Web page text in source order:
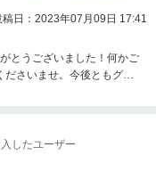
稿日：2023年07月09日 17:41
とうございました！何かご
さいませ。今後ともグッ
したユーザー